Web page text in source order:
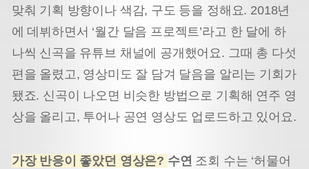
맞춰 기획 방향이나 색감, 구도 등을 정해요. 2018년
에 데뷔하면서 ‘월간 달음 프로젝트’라고 한 달에 하
나씩 신곡을 유튜브 채널에 공개했어요. 그때 총 다섯
편을 올렸고, 영상미도 잘 담겨 달음을 알리는 기회가
됐죠. 신곡이 나오면 비슷한 방법으로 기획해 연주 영
상을 올리고, 투어나 공연 영상도 업로드하고 있어요.
가장 반응이 좋았던 영상은? 수연 조회 수는 ‘허물어